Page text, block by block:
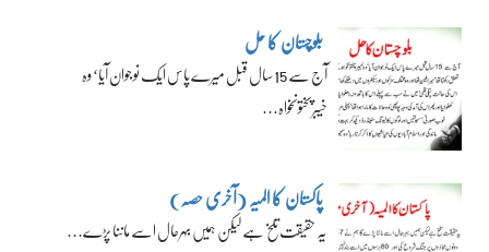
بلوچستان کا حل
آج سے 15 سال قبل میرے پاس ایک نوجوان آیا‘ وہ
خیبرپختونخواہ…
پاکستان کا المیہ (آخری حصہ)
یہ حقیقت تلخ ہے لیکن ہمیں بہرحال اسے ماننا پڑے…